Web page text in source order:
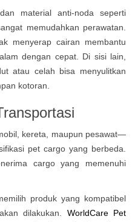
material anti-noda seperti
memudahkan perawatan.
menyerap cairan membantu
dengan cepat. Di sisi lain,
atau celah bisa menyulitkan
kotoran.
kereta, maupun pesawat—
pet cargo yang berbeda.
cargo yang memenuhi
produk yang kompatibel
dilakukan.
WorldCare Pet